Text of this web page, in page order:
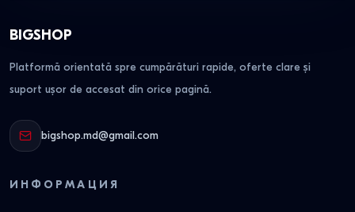
BIGSHOP
Platformă orientată spre cumpărături rapide, oferte clare și
suport ușor de accesat din orice pagină.
bigshop.md@gmail.com
ИНФОРМАЦИЯ